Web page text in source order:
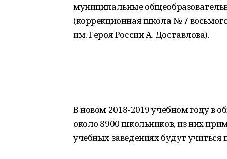
муниципальные
(коррекционная школа № 7
им. Героя России А. Доставлова).
В новом 2018-2019 учебном году в
около 8900 школьников, из них
учебных заведениях будут учиться